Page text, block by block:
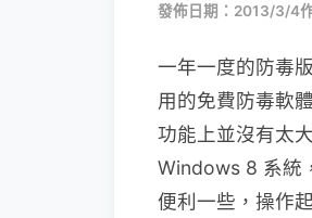
發佈日期：2013/3/4
一年一度的防毒
用的免費防毒軟
功能上並沒有太
Windows 8 系統
便利一些，操作